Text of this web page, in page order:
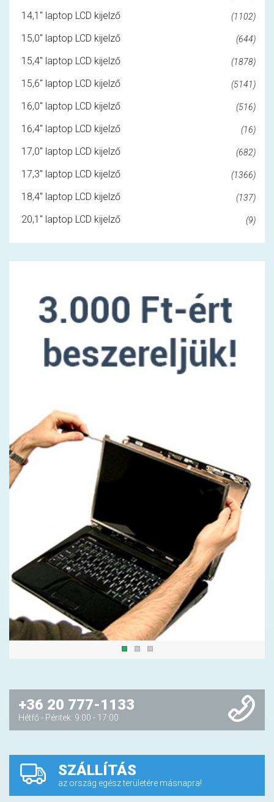
14,1" laptop LCD kijelző (1102)
15,0" laptop LCD kijelző (644)
15,4" laptop LCD kijelző (1878)
15,6" laptop LCD kijelző (5141)
16,0" laptop LCD kijelző (516)
16,4" laptop LCD kijelző (16)
17,0" laptop LCD kijelző (682)
17,3" laptop LCD kijelző (1366)
18,4" laptop LCD kijelző (137)
20,1" laptop LCD kijelző (9)
+36 20 777-1133
Hétfő - Péntek: 9:00 - 17:00
SZÁLLÍTÁS
az ország egész területére másnapra!